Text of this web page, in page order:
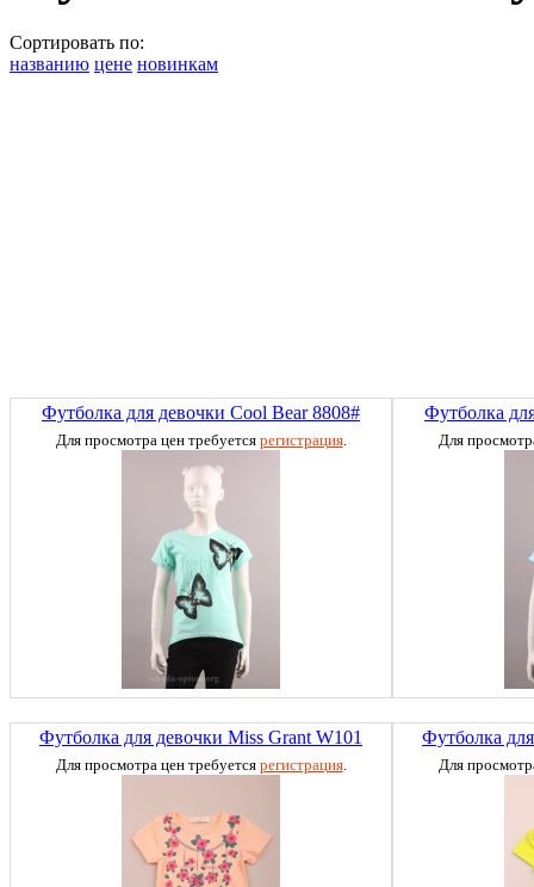
Сортировать по:
названию цене новинкам
Футболка для девочки Cool Bear 8808#
Для просмотра цен требуется регистрация.
Футболка
Для
Футболка для девочки Miss Grant W101
Для просмотра цен требуется регистрация.
Футболка
Для